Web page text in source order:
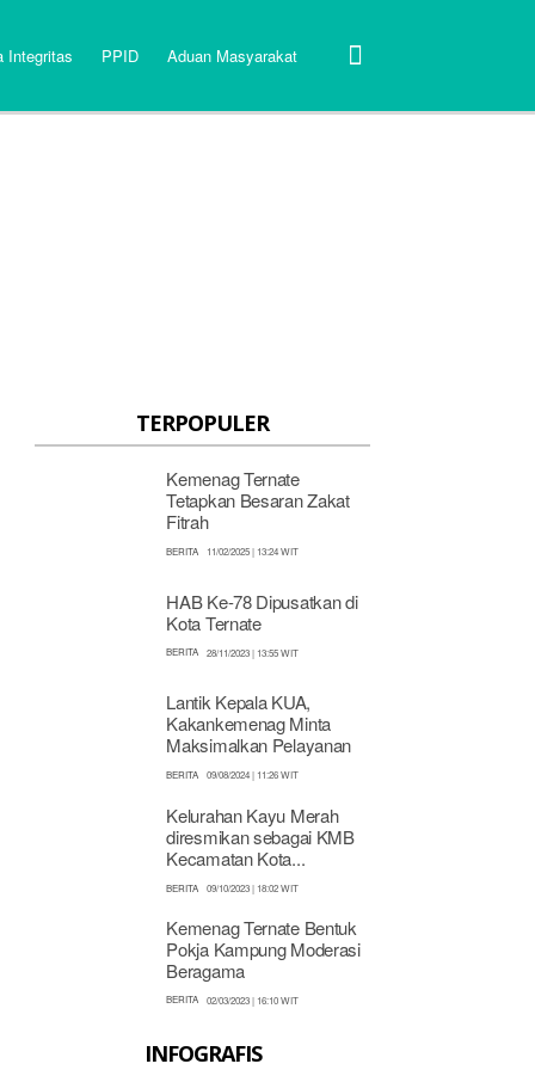
Integritas PPID Aduan Masyarakat
TERPOPULER
Kemenag Ternate
Tetapkan Besaran Zakat
Fitrah
BERITA 11/02/2025 | 13:24 WIT
HAB Ke-78 Dipusatkan di
Kota Ternate
BERITA 28/11/2023 | 13:55 WIT
Lantik Kepala KUA,
Kakankemenag Minta
Maksimalkan Pelayanan
BERITA 09/08/2024 | 11:26 WIT
Kelurahan Kayu Merah
diresmikan sebagai KMB
Kecamatan Kota...
BERITA 09/10/2023 | 18:02 WIT
Kemenag Ternate Bentuk
Pokja Kampung Moderasi
Beragama
BERITA 02/03/2023 | 16:10 WIT
INFOGRAFIS